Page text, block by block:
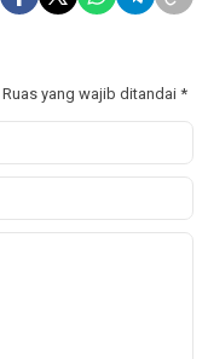
Ruas yang wajib ditandai *